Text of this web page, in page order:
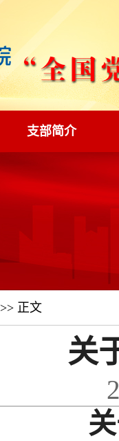
支部简介
>> 正文
关